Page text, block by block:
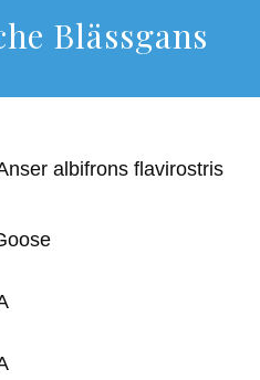
Blässgans
albifrons flavirostris